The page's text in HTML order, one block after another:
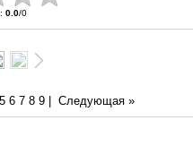
: 0.0/0
5 6 7 8 9| Следующая »